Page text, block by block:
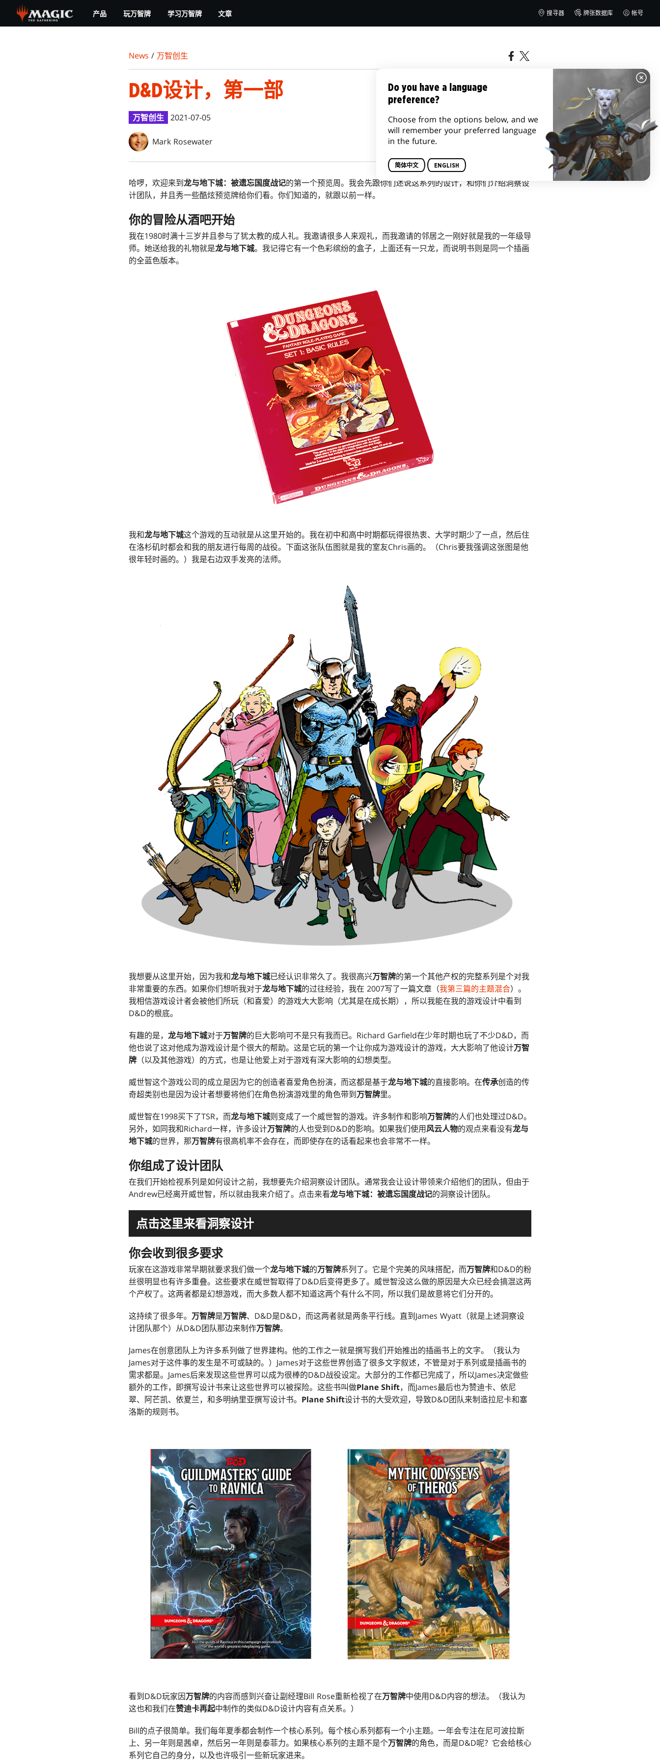
main
产品 玩万智牌 学习万智牌 文章 搜寻器 牌张数据库 帐号
News / 万智创生
D&D设计，第一部
万智创生 2021-07-05
Mark Rosewater
哈啰，欢迎来到龙与地下城：被遗忘国度战记的第一个预览周。我会先跟你们述说这系列的设计，和你们介绍洞察设
计团队，并且秀一些酷炫预览牌给你们看。你们知道的，就跟以前一样。
你的冒险从酒吧开始
我在1980时满十三岁并且参与了犹太教的成人礼。我邀请很多人来观礼，而我邀请的邻居之一刚好就是我的一年级导
师。她送给我的礼物就是龙与地下城。我记得它有一个色彩缤纷的盒子，上面还有一只龙，而说明书则是同一个插画
的全蓝色版本。
我和龙与地下城这个游戏的互动就是从这里开始的。我在初中和高中时期都玩得很热衷、大学时期少了一点，然后住
在洛杉矶时都会和我的朋友进行每周的战役。下面这张队伍图就是我的室友Chris画的。（Chris要我强调这张图是他
很年轻时画的。）我是右边双手发亮的法师。
我想要从这里开始，因为我和龙与地下城已经认识非常久了。我很高兴万智牌的第一个其他产权的完整系列是个对我
非常重要的东西。如果你们想听我对于龙与地下城的过往经验，我在 2007写了一篇文章（我第三篇的主题混合）。
我相信游戏设计者会被他们所玩（和喜爱）的游戏大大影响（尤其是在成长期），所以我能在我的游戏设计中看到
D&D的根底。
有趣的是， 龙与地下城对于万智牌的巨大影响可不是只有我而已。Richard Garfield在少年时期也玩了不少D&D，而
他也说了这对他成为游戏设计是个很大的帮助。这是它玩的第一个让你成为游戏设计的游戏，大大影响了他设计万智
牌 （以及其他游戏）的方式，也是让他爱上对于游戏有深大影响的幻想类型。
威世智这个游戏公司的成立是因为它的创造者喜爱角色扮演，而这都是基于龙与地下城的直接影响。在传承创造的传
奇超类别也是因为设计者想要将他们在角色扮演游戏里的角色带到万智牌里。
威世智在1998买下了TSR，而龙与地下城则变成了一个威世智的游戏。许多制作和影响万智牌的人们也处理过D&D。
另外，如同我和Richard一样，许多设计万智牌的人也受到D&D的影响。如果我们使用风云人物的观点来看没有龙与
地下城的世界，那万智牌有很高机率不会存在，而即使存在的话看起来也会非常不一样。
你组成了设计团队
在我们开始检视系列是如何设计之前，我想要先介绍洞察设计团队。通常我会让设计带领来介绍他们的团队，但由于
Andrew已经离开威世智，所以就由我来介绍了。点击来看龙与地下城：被遗忘国度战记的洞察设计团队。
点击这里来看洞察设计
你会收到很多要求
玩家在这游戏非常早期就要求我们做一个龙与地下城的万智牌系列了。它是个完美的风味搭配，而万智牌和D&D的粉
丝很明显也有许多重叠。这些要求在威世智取得了D&D后变得更多了。威世智没这么做的原因是大众已经会搞混这两
个产权了。这两者都是幻想游戏，而大多数人都不知道这两个有什么不同，所以我们是故意将它们分开的。
这持续了很多年。 万智牌是万智牌、D&D是D&D，而这两者就是两条平行线。直到James Wyatt（就是上述洞察设
计团队那个）从D&D团队那边来制作万智牌。
James在创意团队上为许多系列做了世界建构。他的工作之一就是撰写我们开始推出的插画书上的文字。（我认为
James对于这件事的发生是不可或缺的。）James对于这些世界创造了很多文字叙述，不管是对于系列或是插画书的
需求都是。James后来发现这些世界可以成为很棒的D&D战役设定。大部分的工作都已完成了，所以James决定做些
额外的工作，即撰写设计书来让这些世界可以被探险。这些书叫做Plane Shift，而James最后也为赞迪卡、依尼
翠、阿芒凯、依夏兰，和多明纳里亚撰写设计书。 Plane Shift设计书的大受欢迎，导致D&D团队来制造拉尼卡和塞
洛斯的规则书。
看到D&D玩家因万智牌的内容而感到兴奋让副经理Bill Rose重新检视了在万智牌中使用D&D内容的想法。（我认为
这也和我们在赞迪卡再起中制作的类似D&D设计内容有点关系。）
Bill的点子很简单。我们每年夏季都会制作一个核心系列。每个核心系列都有一个小主题。一年会专注在尼可波拉斯
上、另一年则是茜卓，然后另一年则是泰菲力。如果核心系列的主题不是个万智牌的角色，而是D&D呢？它会给核心
系列它自己的身分，以及也许吸引一些新玩家进来。
Do you have a language
preference?
Choose from the options below, and we
will remember your preferred language
in the future.
简体中文 ENGLISH